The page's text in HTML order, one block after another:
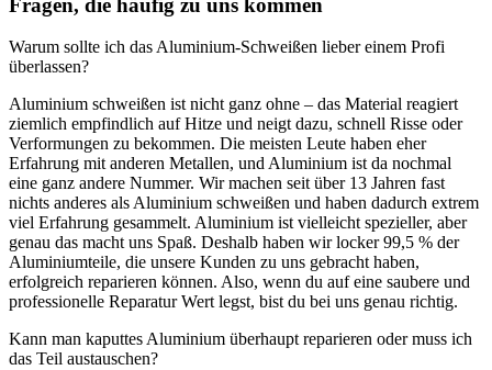
Warum sollte ich das Aluminium-Schweißen lieber einem Profi
überlassen?
Aluminium schweißen ist nicht ganz ohne – das Material reagiert
ziemlich empfindlich auf Hitze und neigt dazu, schnell Risse oder
Verformungen zu bekommen. Die meisten Leute haben eher
Erfahrung mit anderen Metallen, und Aluminium ist da nochmal
eine ganz andere Nummer. Wir machen seit über 13 Jahren fast
nichts anderes als Aluminium schweißen und haben dadurch extrem
viel Erfahrung gesammelt. Aluminium ist vielleicht spezieller, aber
genau das macht uns Spaß. Deshalb haben wir locker 99,5 % der
Aluminiumteile, die unsere Kunden zu uns gebracht haben,
erfolgreich reparieren können. Also, wenn du auf eine saubere und
professionelle Reparatur Wert legst, bist du bei uns genau richtig.
Kann man kaputtes Aluminium überhaupt reparieren oder muss ich
das Teil austauschen?